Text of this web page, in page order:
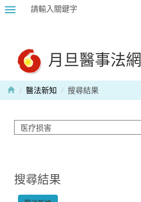
Toggle
月旦醫事法網
醫法新知 搜尋結果
搜尋結果